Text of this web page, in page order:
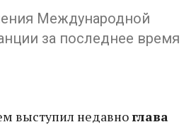
Международной
за последнее время
выступил недавноглава